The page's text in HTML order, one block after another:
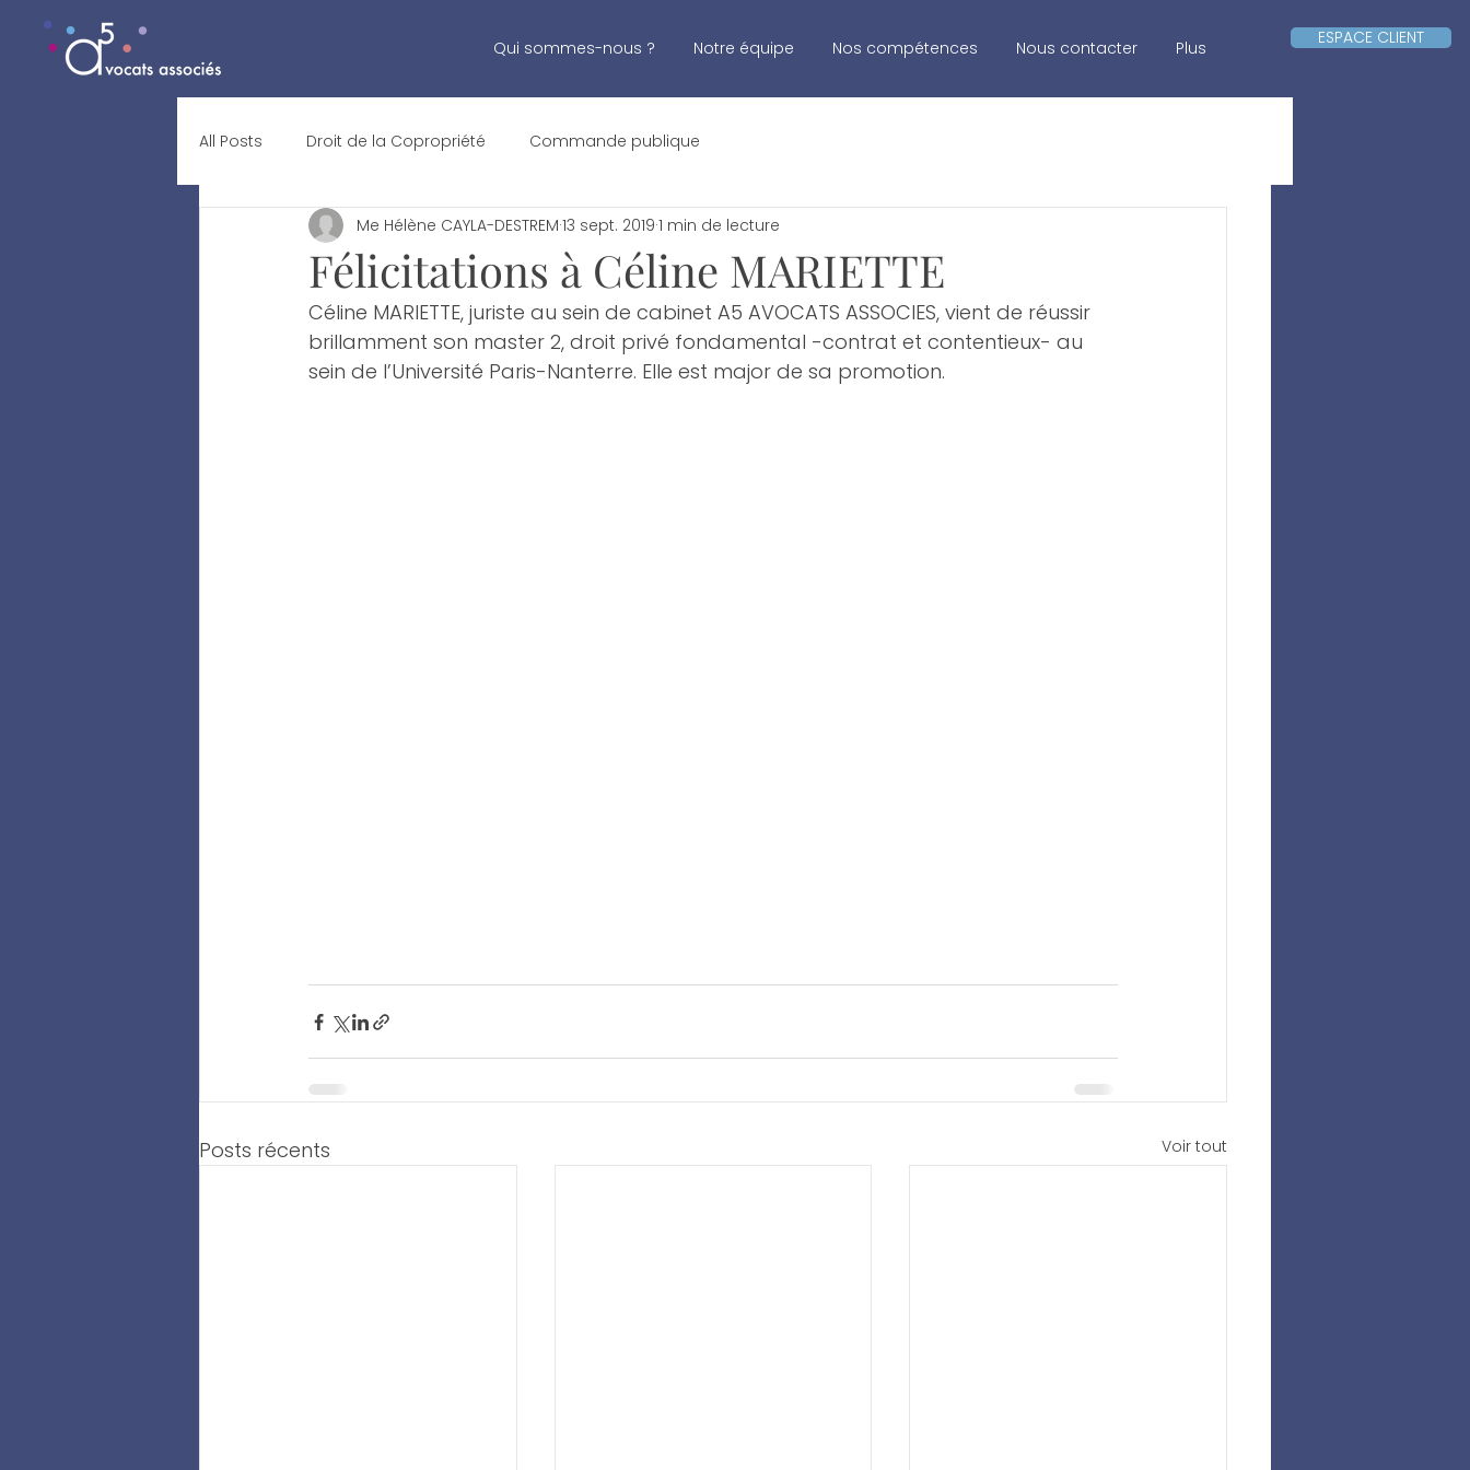
Qui sommes-nous ? Notre équipe Nos compétences Nous contacter Plus ESPACE CLIENT
All Posts Droit de la Copropriété Commande publique
Félicitations à Céline MARIETTE
Me Hélène CAYLA-DESTREM 13 sept. 2019 1 min de lecture
Céline MARIETTE, juriste au sein de cabinet A5 AVOCATS ASSOCIES, vient de réussir
brillamment son master 2, droit privé fondamental -contrat et contentieux- au
sein de l’Université Paris-Nanterre. Elle est major de sa promotion.
Posts récents Voir tout